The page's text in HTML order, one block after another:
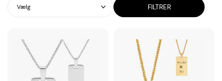
Vælg FILTRER